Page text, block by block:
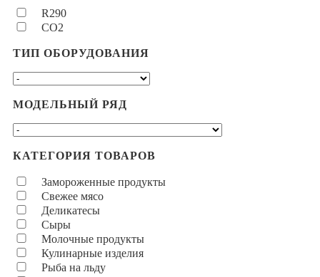
R290
CO2
ТИП ОБОРУДОВАНИЯ
МОДЕЛЬНЫЙ РЯД
КАТЕГОРИЯ ТОВАРОВ
Замороженные продукты
Свежее мясо
Деликатесы
Сыры
Молочные продукты
Кулинарные изделия
Рыба на льду